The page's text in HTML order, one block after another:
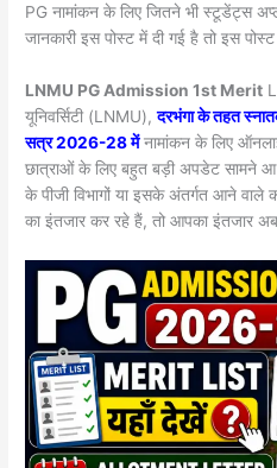
PG नामांकन के लिए जितने भी स्टूडेंट्स
जानकारी इस पोस्ट में दी गई है तो इस
LNMU PG Admission 1st Merit
यूनिवर्सिटी (LNMU),दरभंगा के तहत
सत्र 2026-28 में नामांकन के लिए
छात्राओं के लिए बहुत बड़ी अपडेट सामने आ
के पीजी विभागों या इसके अंतर्गत आने वाले
का इंतजार कर रहे हैं, तो आपका इंतजार अब